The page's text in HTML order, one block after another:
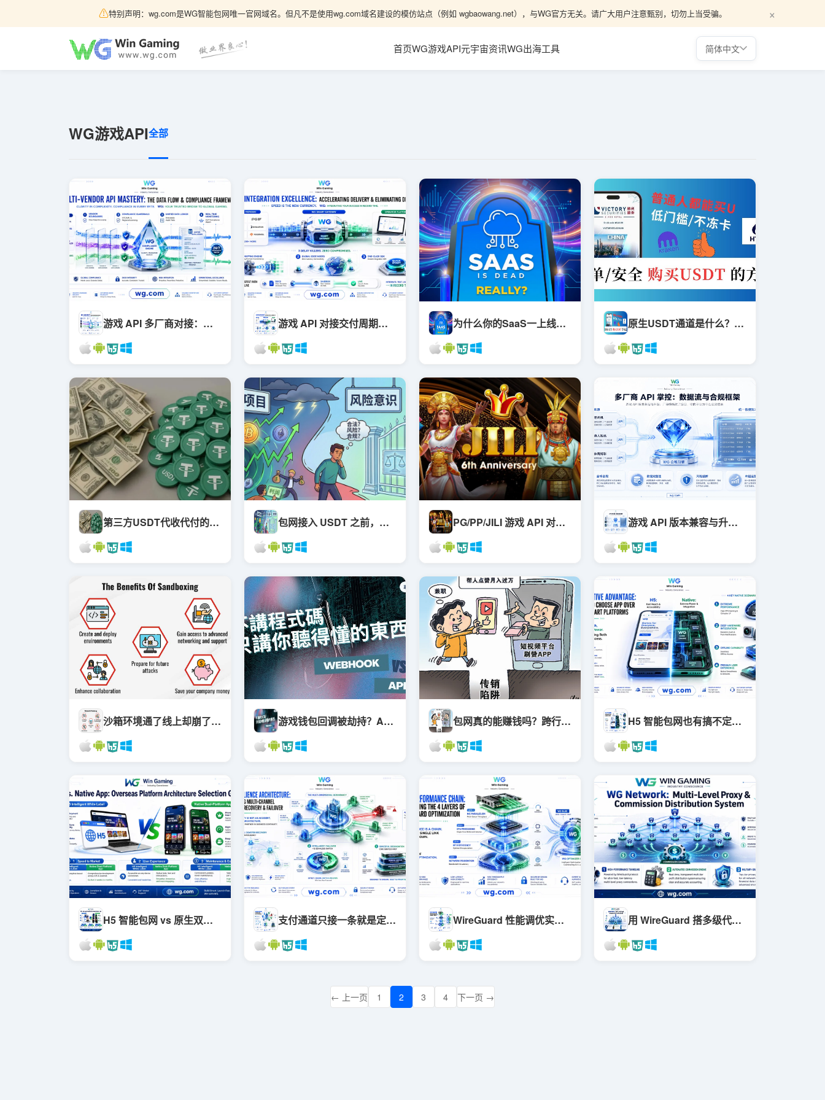
⚠特别声明：wg.com是WG智能包网唯一官网域名。但凡不是使用wg.com域名建设的模仿站点（例如 wgbaowang.net），与WG官方无关。请广大用户注意甄别，切勿上当受骗。 ×
首页WG游戏API元宇宙资讯WG出海工具 简体中文
WG游戏API全部
游戏 API 多厂商对接：数据流向边界与合规判断框架 游戏 API 对接交付周期与延误点：为什么你以为的"几天上线"总是错的 为什么你的SaaS一上线就卡死？千万级并发SaaS架构避坑指南 原生USDT通道是什么？为什么它能从根上解决冻卡问题
第三方USDT代收代付的冻卡跑路黑幕：你的钱是怎么消失的？ 包网接入 USDT 之前，先把这几件事想清楚——很多团队在这一步就交了学费 PG/PP/JILI 游戏 API 对接全攻略：从源码识别到上线排障的完整决策地图 游戏 API 版本兼容与升级：厂商悄悄改了接口，你的平台为什么会突然崩
沙箱环境通了线上却崩了？本地调试、内网穿透与高并发限流 游戏钱包回调被劫持？API防刷单、防伪造通知的核心底线 包网真的能赚钱吗？跨行团队入局前必须先看懂这套盈利模型 H5 智能包网也有搞不定的时候：这 4 种情况，原生 App 才是对的选择
H5 智能包网 vs 原生双端 App：出海平台架构选型完整对比 支付通道只接一条就是定时炸弹：多通道容灾、主备切换与故障降级怎么做 WireGuard 性能调优实战：吞吐上不去、延迟降不下来，先从这几个瓶颈查起 用 WireGuard 搭多级代理分佣系统？这6个工程挑战你得先想清楚
← 上一页 1 2 3 4 下一页 →